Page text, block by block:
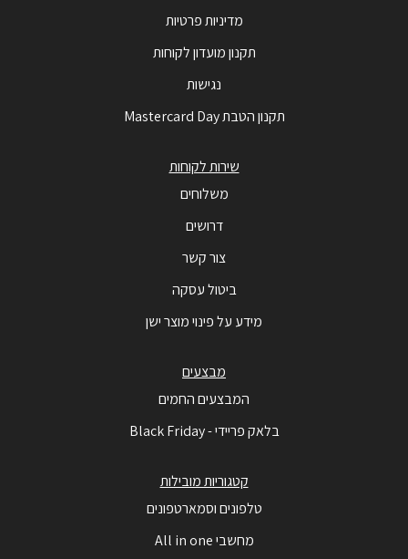
מדיניות פרטיות
תקנון מועדון לקוחות
נגישות
תקנון הטבת Mastercard Day
שירות לקוחות
משלוחים
דרושים
צור קשר
ביטול עסקה
מידע על פינוי מוצר ישן
מבצעים
המבצעים החמים
בלאק פריידי - Black Friday
קטגוריות מובילות
טלפונים וסמארטפונים
מחשבי All in one